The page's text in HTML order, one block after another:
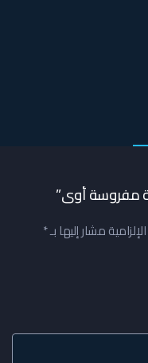
مشار إليها بـ*